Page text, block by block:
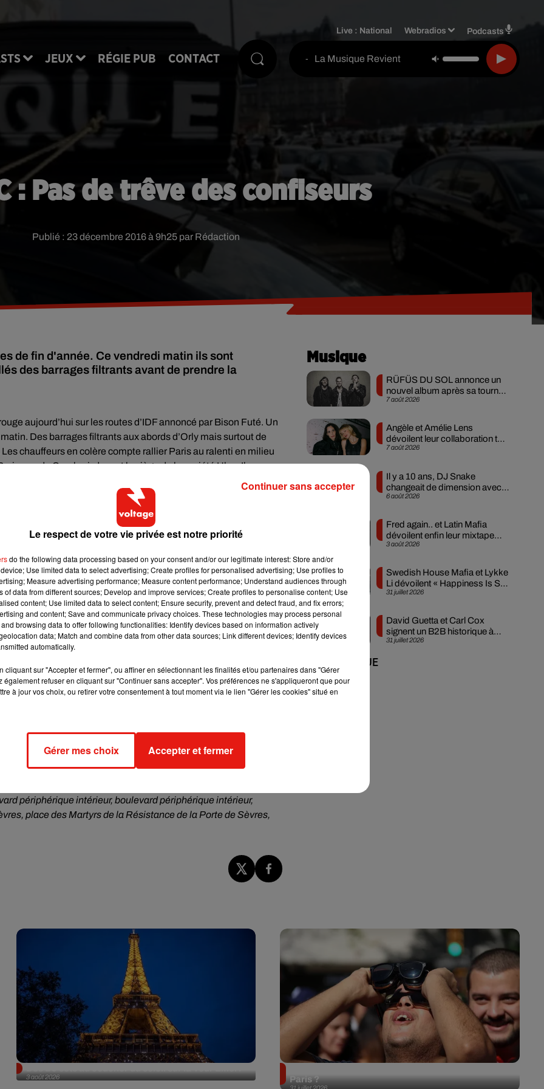
JEUX RÉGIE PUB CONTACT
Live : National Webradios Podcasts
- La Musique Revient
: Pas de trêve des confiseurs
Publié : 23 décembre 2016 à 9h25 par Rédaction
de fin d'année. Ce vendredi matin ils sont
des barrages filtrants avant de prendre la
aujourd’hui sur les routes d’IDF annoncé par Bison Futé. Un
Des barrages filtrants aux abords d’Orly mais surtout de
chauffeurs en colère compte rallier Paris au ralenti en milieu
rue de Cambrai, devant le siège de la société Uber. Ils
de réservations.
routiers et autoroutiers seront très fortement impactés
1 et 2. Au sud : les autoroutes A6a, A6b, A106, A86 et
Porte de la Chapelle, porte d’Aubervilliers, porte de la Villette.
les Moulineaux.
de Cambrai (Paris 19earr) :Aéroport de Roissy Charles de
autoroute A1 vers Paris, échangeur Chapelle, bretelle d’accès
bretelle de sortie porte d’Aubervillers, place Skanderberg,
Corentin Cariou, quai de la Charente.
(93) :Aéroport de Roissy Charles de Gaulle, cheminement
échangeur Chapelle, bretelle d’accès boulevard
de sortie porte d’Aubervilliers, place Skanderberg, avenue de
cheminement intérieur en direction de l’autoroute A106,
boulevard périphérique extérieur, bretelle de sortie porte
Hugo.
périphérique intérieur, boulevard périphérique intérieur,
place des Martyrs de la Résistance de la Porte de Sèvres,
Musique
7 août 2026
RÜFÜS DU SOL annonce un
nouvel album après sa tournée
mondiale
7 août 2026
Angèle et Amélie Lens
dévoilent leur collaboration tant
attendue
6 août 2026
Il y a 10 ans, DJ Snake
changeait de dimension avec
son premier...
3 août 2026
Fred again.. et Latin Mafia
dévoilent enfin leur mixtape
créée en...
31 juillet 2026
Swedish House Mafia et Lykke
Li dévoilent « Happiness Is So
Sad »
31 juillet 2026
David Guetta et Carl Cox
signent un B2B historique à
Ibiza
+ DE MUSIQUE
3 août 2026
Paris ?
Le respect de votre vie privée est notre priorité
do the following data processing based on your consent and/or our legitimate interest: Store and/or
Use limited data to select advertising; Create profiles for personalised advertising; Use profiles to
Measure advertising performance; Measure content performance; Understand audiences through
of data from different sources; Develop and improve services; Create profiles to personalise content; Use
content; Use limited data to select content; Ensure security, prevent and detect fraud, and fix errors;
and content; Save and communicate privacy choices. These technologies may process personal
browsing data to offer following functionalities: Identify devices based on information actively
data; Match and combine data from other data sources; Link different devices; Identify devices
automatically.
cliquant sur "Accepter et fermer", ou affiner en sélectionnant les finalités et/ou partenaires dans "Gérer
également refuser en cliquant sur "Continuer sans accepter". Vos préférences ne s'appliqueront que pour
à jour vos choix, ou retirer votre consentement à tout moment via le lien "Gérer les cookies" situé en
Gérer mes choix Accepter et fermer
Continuer sans accepter